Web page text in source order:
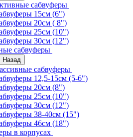
сабвуферы
15см (6")
20см ( 8")
25см (10")
30см (12")
сабвуферы
Назад
сабвуферы
12,5-15см (5-6")
20см (8")
25см (10")
30см (12")
38-40см (15")
46см (18")
в корпусах